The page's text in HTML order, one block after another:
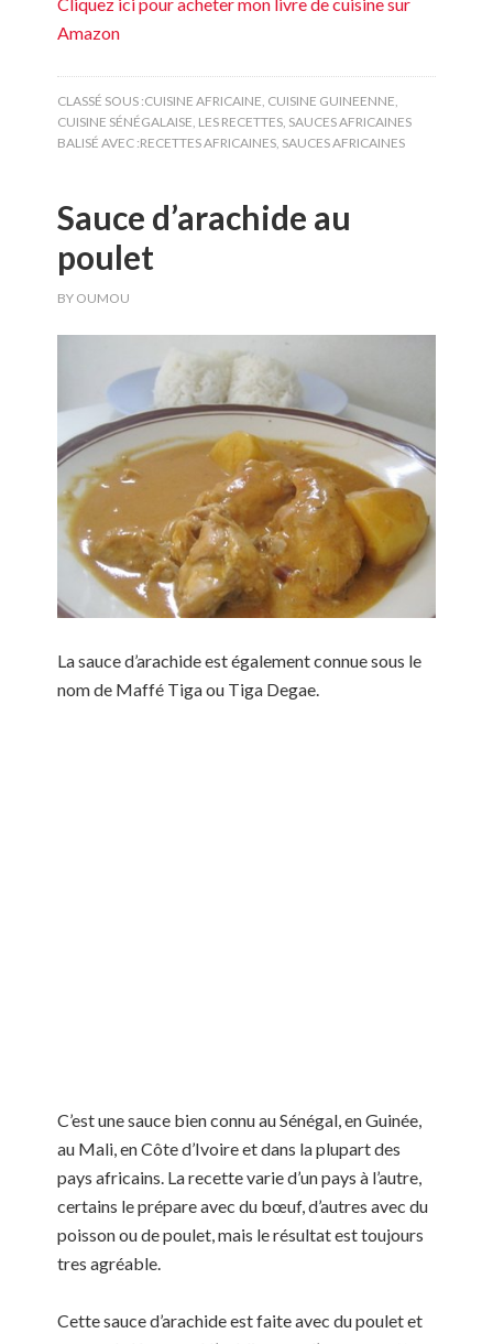
Amazon
CLASSÉ SOUS :CUISINE AFRICAINE, CUISINE GUINEENNE,
CUISINE SÉNÉGALAISE, LES RECETTES, SAUCES AFRICAINES
BALISÉ AVEC :RECETTES AFRICAINES, SAUCES AFRICAINES
Sauce d’arachide au
poulet
BY OUMOU
La sauce d’arachide est également connue sous le
nom de Maffé Tiga ou Tiga Degae.
C’est une sauce bien connu au Sénégal, en Guinée,
au Mali, en Côte d’Ivoire et dans la plupart des
pays africains. La recette varie d’un pays à l’autre,
certains le prépare avec du bœuf, d’autres avec du
poisson ou de poulet, mais le résultat est toujours
tres agréable.
Cette sauce d’arachide est faite avec du poulet et